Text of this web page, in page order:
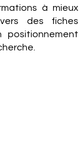
à mieux
des fiches